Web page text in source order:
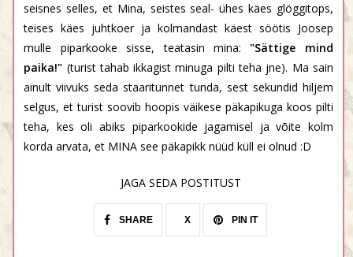
seisnes selles, et Mina, seistes seal- ühes käes glöggitops,
teises käes juhtkoer ja kolmandast käest söötis Joosep
mulle piparkooke sisse, teatasin mina: "Sättige mind
paika!" (turist tahab ikkagist minuga pilti teha jne). Ma sain
ainult viivuks seda staaritunnet tunda, sest sekundid hiljem
selgus, et turist soovib hoopis väikese päkapikuga koos pilti
teha, kes oli abiks piparkookide jagamisel ja võite kolm
korda arvata, et MINA see päkapikk nüüd küll ei olnud :D
JAGA SEDA POSTITUST
SHARE X PIN IT